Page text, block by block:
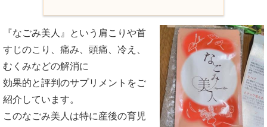
なごみ美人はどんなサプリ？
なごみ美人の効果
なごみ美人の口コミ
なごみ美人の最安値販売店は？
『なごみ美人』という肩こりや首
すじのこり、痛み、頭痛、冷え、
むくみなどの解消に
効果的と評判のサプリメントをご
紹介しています。
このなごみ美人は特に産後の育児